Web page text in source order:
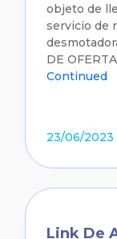
objeto de
servicio de
DE
Continued
23/06/2023
Link De